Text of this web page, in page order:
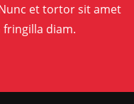
et tortor sit amet
diam.